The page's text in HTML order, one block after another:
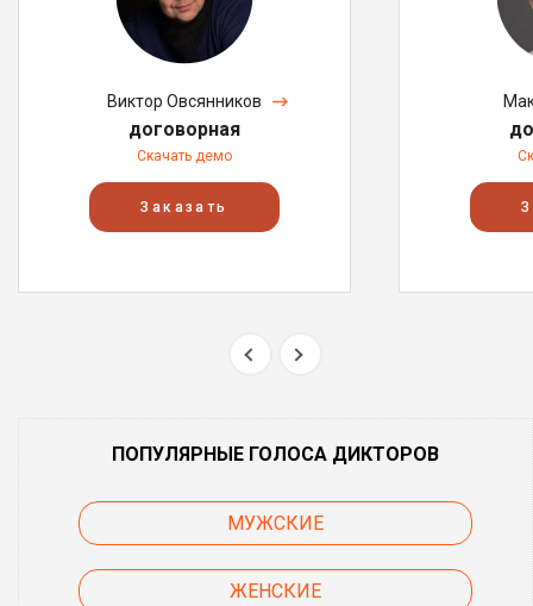
Виктор Овсянников
договорная
Скачать демо
Заказать
ПОПУЛЯРНЫЕ ГОЛОСА ДИКТОРОВ
МУЖСКИЕ
ЖЕНСКИЕ